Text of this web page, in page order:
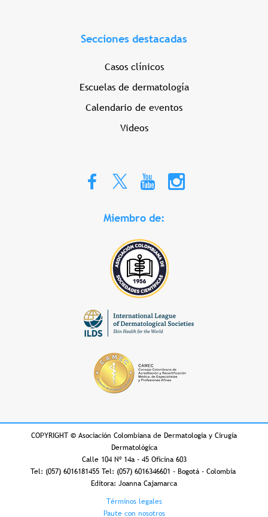
Secciones destacadas
Casos clínicos
Escuelas de dermatología
Calendario de eventos
Videos
Miembro de:
COPYRIGHT © Asociación Colombiana de Dermatología y Cirugía
Dermatológica
Calle 104 Nº 14a - 45 Oficina 603
Tel: (057) 6016181455 Tel: (057) 6016346601 - Bogotá - Colombia
Editora: Joanna Cajamarca
Términos legales
Paute con nosotros